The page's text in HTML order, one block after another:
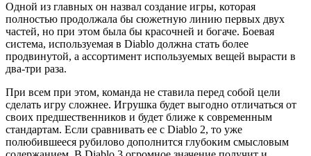
Одной из главных он назвал создание игры, которая
полностью продолжала бы сюжетную линию первых двух
частей, но при этом была бы красочней и богаче. Боевая
система, используемая в Diablo должна стать более
продвинутой, а ассортимент используемых вещей вырасти в
два-три раза.
При всем при этом, команда не ставила перед собой цели
сделать игру сложнее. Игрушка будет выгодно отличаться от
своих предшественников и будет ближе к современным
стандартам. Если сравнивать ее с Diablo 2, то уже
полюбившееся рубилово дополнится глубоким смысловым